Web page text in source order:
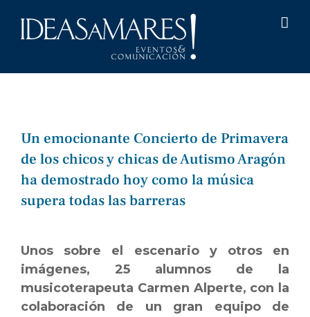
Un emocionante Concierto de Primavera
de los chicos y chicas de Autismo Aragón
ha demostrado hoy como la música
supera todas las barreras
imagen
más
grande
Unos sobre el escenario y otros en
imágenes, 25 alumnos de la
musicoterapeuta Carmen Alperte, con la
colaboración de un gran equipo de